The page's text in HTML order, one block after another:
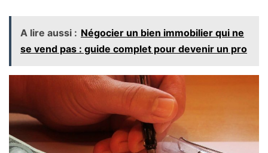
A lire aussi : Négocier un bien immobilier qui ne
se vend pas : guide complet pour devenir un pro